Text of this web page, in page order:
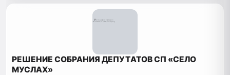
РЕШЕНИЕ СОБРАНИЯ ДЕПУТАТОВ СП «СЕЛО
МУСЛАХ»